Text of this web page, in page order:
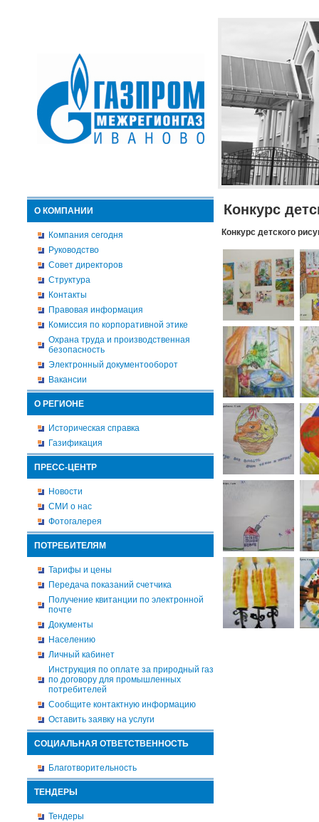
О КОМПАНИИ
Компания сегодня
Руководство
Совет директоров
Структура
Контакты
Правовая информация
Комиссия по корпоративной этике
Охрана труда и производственная
безопасность
Электронный документооборот
Вакансии
О РЕГИОНЕ
Историческая справка
Газификация
ПРЕСС-ЦЕНТР
Новости
СМИ о нас
Фотогалерея
ПОТРЕБИТЕЛЯМ
Тарифы и цены
Передача показаний счетчика
Получение квитанции по электронной
почте
Документы
Населению
Личный кабинет
Инструкция по оплате за природный газ
по договору для промышленных
потребителей
Сообщите контактную информацию
Оставить заявку на услуги
СОЦИАЛЬНАЯ ОТВЕТСТВЕННОСТЬ
Благотворительность
ТЕНДЕРЫ
Тендеры
Конкурс
Конкурс детского